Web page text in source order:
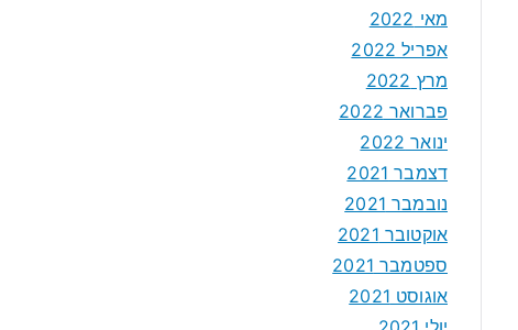
מאי 2022
אפריל 2022
מרץ 2022
פברואר 2022
ינואר 2022
דצמבר 2021
נובמבר 2021
אוקטובר 2021
ספטמבר 2021
אוגוסט 2021